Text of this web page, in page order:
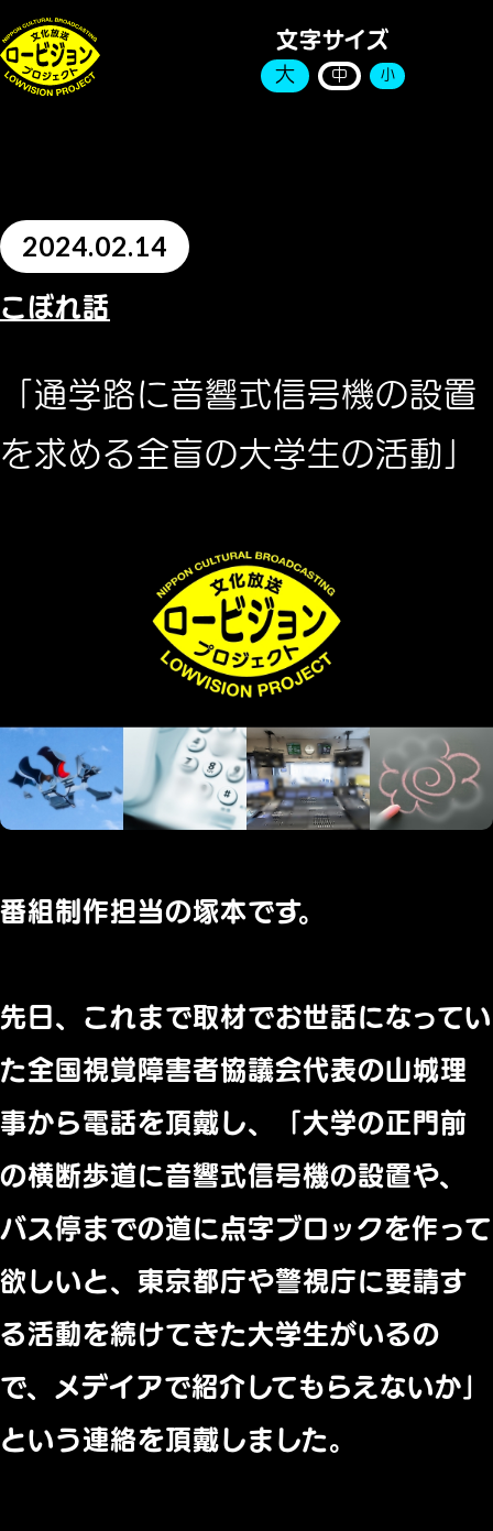
文字サイズ
大 中 小
2024.02.14
こぼれ話
「通学路に音響式信号機の設置
を求める全盲の大学生の活動」
番組制作担当の塚本です。
先日、これまで取材でお世話になってい
た全国視覚障害者協議会代表の山城理
事から電話を頂戴し、「大学の正門前
の横断歩道に音響式信号機の設置や、
バス停までの道に点字ブロックを作って
欲しいと、東京都庁や警視庁に要請す
る活動を続けてきた大学生がいるの
で、メデイアで紹介してもらえないか」
という連絡を頂戴しました。